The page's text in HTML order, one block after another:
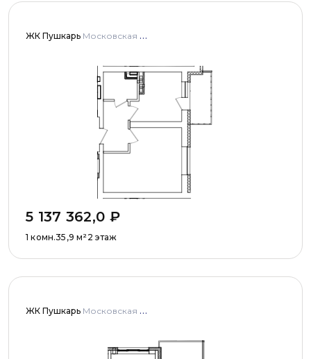
ЖК Пушкарь Московская область, Городской округ Пушкинский, с. Тарасовка, мкр Пушкарь, дома № 1, 2, 3
5 137 362,0 ₽
1 комн.35,9 м²2 этаж
ЖК Пушкарь Московская область, Городской округ Пушкинский, с. Тарасовка, мкр Пушкарь, дома № 1, 2, 3